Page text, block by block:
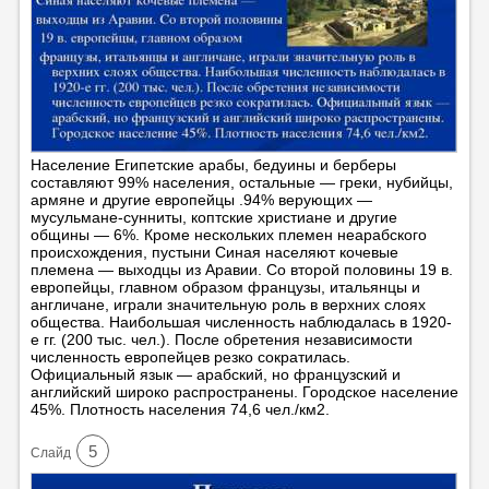
Население Египетские арабы, бедуины и берберы
составляют 99% населения, остальные — греки, нубийцы,
армяне и другие европейцы .94% верующих —
мусульмане-сунниты, коптские христиане и другие
общины — 6%. Кроме нескольких племен неарабского
происхождения, пустыни Синая населяют кочевые
племена — выходцы из Аравии. Со второй половины 19 в.
европейцы, главном образом французы, итальянцы и
англичане, играли значительную роль в верхних слоях
общества. Наибольшая численность наблюдалась в 1920-
е гг. (200 тыс. чел.). После обретения независимости
численность европейцев резко сократилась.
Официальный язык — арабский, но французский и
английский широко распространены. Городское население
45%. Плотность населения 74,6 чел./км2.
Cлайд 5